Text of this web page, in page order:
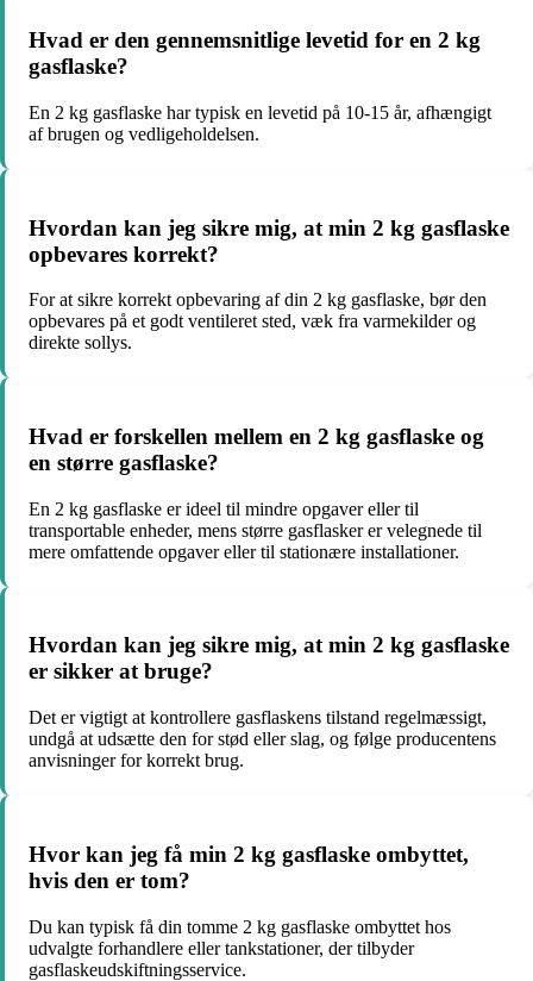
Hvad er den gennemsnitlige levetid for en 2 kg
gasflaske?
En 2 kg gasflaske har typisk en levetid på 10-15 år, afhængigt
af brugen og vedligeholdelsen.
Hvordan kan jeg sikre mig, at min 2 kg gasflaske
opbevares korrekt?
For at sikre korrekt opbevaring af din 2 kg gasflaske, bør den
opbevares på et godt ventileret sted, væk fra varmekilder og
direkte sollys.
Hvad er forskellen mellem en 2 kg gasflaske og
en større gasflaske?
En 2 kg gasflaske er ideel til mindre opgaver eller til
transportable enheder, mens større gasflasker er velegnede til
mere omfattende opgaver eller til stationære installationer.
Hvordan kan jeg sikre mig, at min 2 kg gasflaske
er sikker at bruge?
Det er vigtigt at kontrollere gasflaskens tilstand regelmæssigt,
undgå at udsætte den for stød eller slag, og følge producentens
anvisninger for korrekt brug.
Hvor kan jeg få min 2 kg gasflaske ombyttet,
hvis den er tom?
Du kan typisk få din tomme 2 kg gasflaske ombyttet hos
udvalgte forhandlere eller tankstationer, der tilbyder
gasflaskeudskiftningsservice.